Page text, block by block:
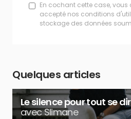
En cochant cette case, vous
accepté nos conditions
stockage des données
Quelques articles
Le silence pour tout se
avec Slimane